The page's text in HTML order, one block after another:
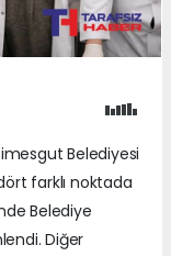
Belediyesi
farklı noktada
Belediye
Diğer